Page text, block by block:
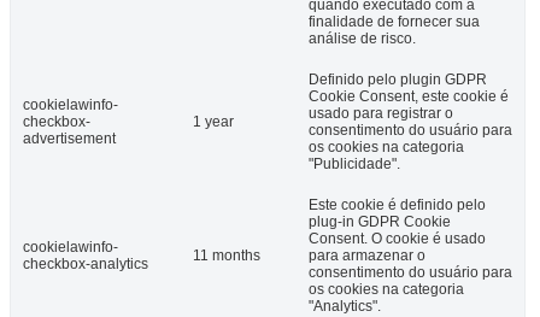
quando executado com a
finalidade de fornecer sua
análise de risco.
cookielawinfo-
checkbox-
advertisement
1 year
Definido pelo plugin GDPR
Cookie Consent, este cookie é
usado para registrar o
consentimento do usuário para
os cookies na categoria
"Publicidade".
cookielawinfo-
checkbox-analytics
11 months
Este cookie é definido pelo
plug-in GDPR Cookie
Consent. O cookie é usado
para armazenar o
consentimento do usuário para
os cookies na categoria
"Analytics".